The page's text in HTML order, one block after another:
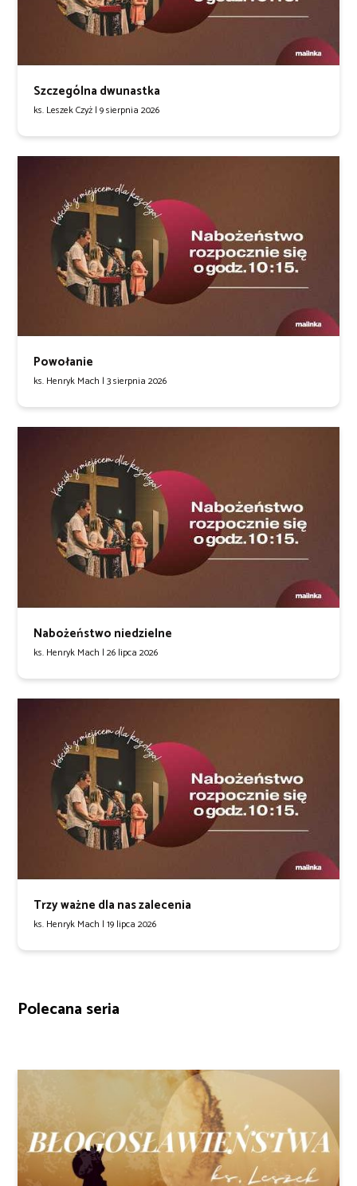
Szczególna dwunastka
ks. Leszek Czyż | 9 sierpnia 2026
Powołanie
ks. Henryk Mach | 3 sierpnia 2026
Nabożeństwo niedzielne
ks. Henryk Mach | 26 lipca 2026
Trzy ważne dla nas zalecenia
ks. Henryk Mach | 19 lipca 2026
Polecana seria